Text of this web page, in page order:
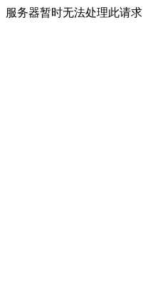
服务器暂时无法处理此请求